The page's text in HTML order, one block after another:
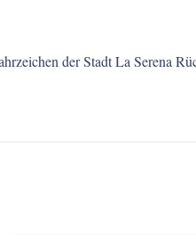
der Stadt La Serena